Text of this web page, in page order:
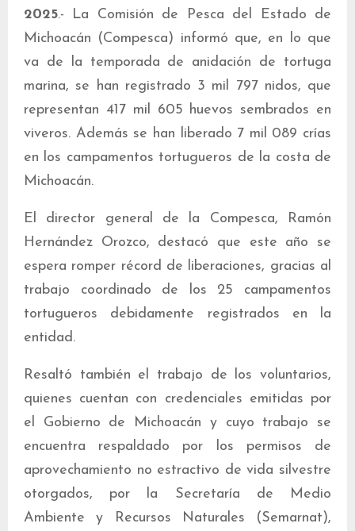
2025.- La Comisión de Pesca del Estado de
Michoacán (Compesca) informó que, en lo que
va de la temporada de anidación de tortuga
marina, se han registrado 3 mil 797 nidos, que
representan 417 mil 605 huevos sembrados en
viveros. Además se han liberado 7 mil 089 crías
en los campamentos tortugueros de la costa de
Michoacán.
El director general de la Compesca, Ramón
Hernández Orozco, destacó que este año se
espera romper récord de liberaciones, gracias al
trabajo coordinado de los 25 campamentos
tortugueros debidamente registrados en la
entidad.
Resaltó también el trabajo de los voluntarios,
quienes cuentan con credenciales emitidas por
el Gobierno de Michoacán y cuyo trabajo se
encuentra respaldado por los permisos de
aprovechamiento no estractivo de vida silvestre
otorgados, por la Secretaría de Medio
Ambiente y Recursos Naturales (Semarnat),